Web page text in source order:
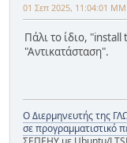
01 Σεπ 2025, 11:04:01 ΜΜ
Πάλι το ίδιο,
"Αντικατάσταση".
Ο Διερμηνευτής της
σε προγραμματιστικό